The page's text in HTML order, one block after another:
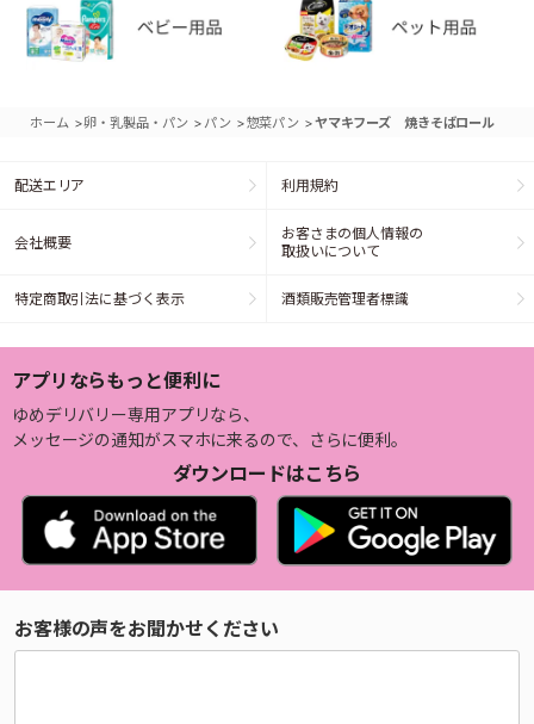
ホーム >卵・乳製品・パン > パン >惣菜パン >ヤマキフーズ 焼きそばロール
配送エリア 利用規約
会社概要
お客さまの個人情報の
取扱いについて
特定商取引法に基づく表示 酒類販売管理者標識
アプリならもっと便利に
ゆめデリバリー専用アプリなら、
メッセージの通知がスマホに来るので、さらに便利。
ダウンロードはこちら
お客様の声をお聞かせください